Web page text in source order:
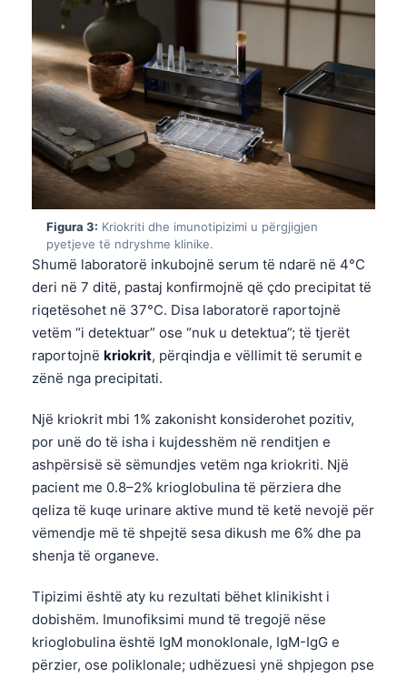
Figura 3: Kriokriti dhe imunotipizimi u përgjigjen
pyetjeve të ndryshme klinike.
Shumë laboratorë inkubojnë serum të ndarë në 4°C
deri në 7 ditë, pastaj konfirmojnë që çdo precipitat të
riqetësohet në 37°C. Disa laboratorë raportojnë
vetëm “i detektuar” ose “nuk u detektua”; të tjerët
raportojnë kriokrit, përqindja e vëllimit të serumit e
zënë nga precipitati.
Një kriokrit mbi 1% zakonisht konsiderohet pozitiv,
por unë do të isha i kujdesshëm në renditjen e
ashpërsisë së sëmundjes vetëm nga kriokriti. Një
pacient me 0.8–2% krioglobulina të përziera dhe
qeliza të kuqe urinare aktive mund të ketë nevojë për
vëmendje më të shpejtë sesa dikush me 6% dhe pa
shenja të organeve.
Tipizimi është aty ku rezultati bëhet klinikisht i
dobishëm. Imunofiksimi mund të tregojë nëse
krioglobulina është IgM monoklonale, IgM-IgG e
përzier, ose poliklonale; udhëzuesi ynë shpjegon pse